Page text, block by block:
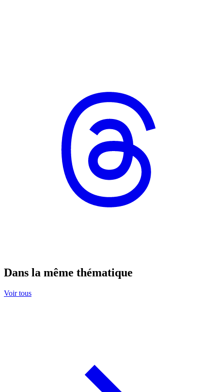
Dans la même thématique
Voir tous